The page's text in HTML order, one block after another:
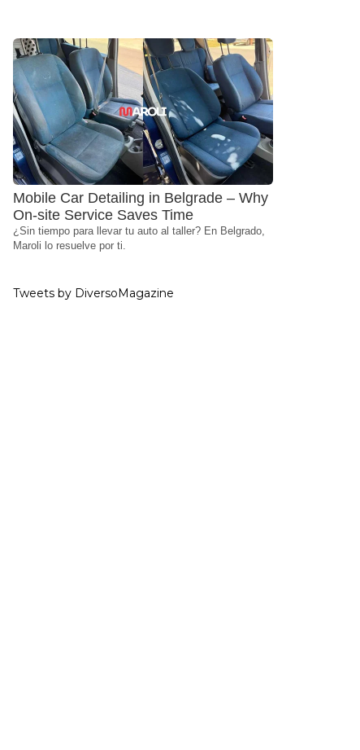
Mobile Car Detailing in Belgrade – Why
On-site Service Saves Time
¿Sin tiempo para llevar tu auto al taller? En Belgrado,
Maroli lo resuelve por ti.
Tweets by DiversoMagazine